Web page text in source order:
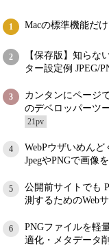
1 Macの標準機能だ
2
【保存版】知らな
ター設定例 JPEG/
3
カンタンにページ
のデベロッパーツ
21pv
4
WebPウザいめんど
JpegやPNGで画像
5
公開前サイトでも
測するためのWeb
6
PNGファイルを軽
適化・メタデータ